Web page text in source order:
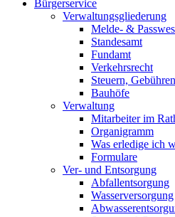
Bürgerservice
Verwaltungsgliederung
Melde- &
Standesamt
Fundamt
Verkehrsrecht
Steuern,
Bauhöfe
Verwaltung
Mitarbeiter im
Organigramm
Was erledige ich
Formulare
Ver- und Entsorgung
Abfallentsorgung
Wasserversorgung